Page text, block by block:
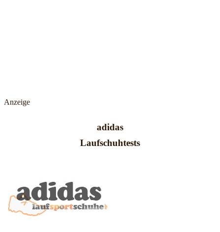
Anzeige
adidas
Laufschuhtests